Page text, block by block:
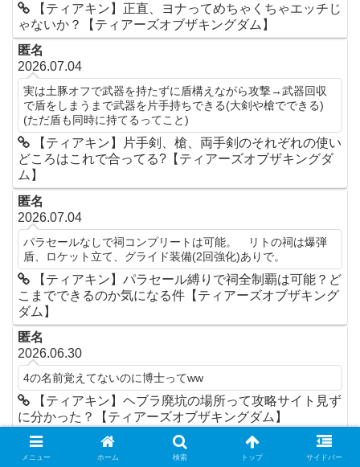
【ティアキン】正直、ヨナってめちゃくちゃエッチじ
ゃないか？【ティアーズオブザキングダム】
匿名
2026.07.04
実は土豚オフで武器を持たずに盾構えながら攻撃→武器回収
で盾をしまうまで武器を片手持ちできる(大剣や槍でできる)
(ただ盾も同時に持てるってこと)
【ティアキン】片手剣、槍、両手剣のそれぞれの使い
どころはこれで合ってる?【ティアーズオブザキングダ
ム】
匿名
2026.07.04
パラセールなしで祠コンプリートは可能。 リトの祠は爆弾
盾、ロケット立て、グライド装備(2回強化)ありで。
【ティアキン】パラセール縛りで祠全制覇は可能？ど
こまでできるのか気になる件【ティアーズオブザキング
ダム】
匿名
2026.06.30
4の名前覚えてないのに博士ってww
【ティアキン】ヘブラ廃坑の場所って攻略サイト見ず
に分かった？【ティアーズオブザキングダム】
深穴博士
2026.06.30
メニュー ホーム 検索 トップ サイドバー